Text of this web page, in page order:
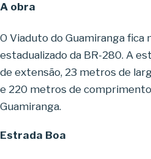
A obra
O Viaduto do Guamiranga fica
estadualizado da BR-280. A
de extensão, 23 metros de
e 220 metros de
Guamiranga.
Estrada Boa